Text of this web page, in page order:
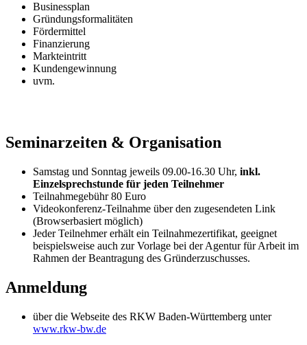
Businessplan
Gründungsformalitäten
Fördermittel
Finanzierung
Markteintritt
Kundengewinnung
uvm.
Seminarzeiten & Organisation
Samstag und Sonntag jeweils 09.00-16.30 Uhr, inkl.
Einzelsprechstunde für jeden Teilnehmer
Teilnahmegebühr 80 Euro
Videokonferenz-Teilnahme über den zugesendeten Link
(Browserbasiert möglich)
Jeder Teilnehmer erhält ein Teilnahmezertifikat, geeignet
beispielsweise auch zur Vorlage bei der Agentur für Arbeit im
Rahmen der Beantragung des Gründerzuschusses.
Anmeldung
über die Webseite des RKW Baden-Württemberg unter
www.rkw-bw.de